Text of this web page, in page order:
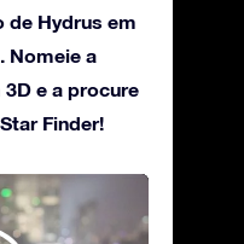
de Hydrus em
Nomeie a
e a procure
Finder!